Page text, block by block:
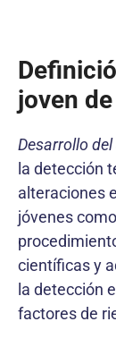
joven
Desarrollo
la detección
alteraciones
jóvenes
científicas y
la detección
factores de